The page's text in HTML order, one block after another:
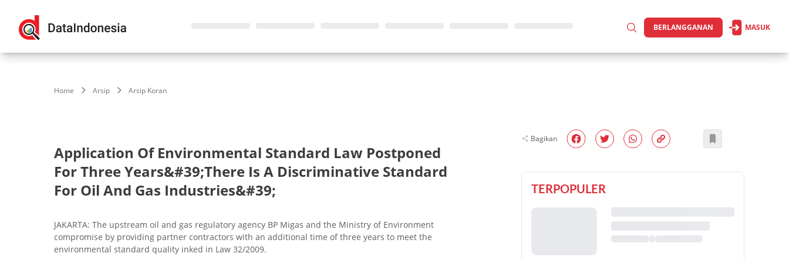
BERLANGGANAN MASUK
Home Arsip Arsip Koran
Application Of Environmental Standard Law Postponed
For Three Years&#39;There Is A Discriminative Standard
For Oil And Gas Industries&#39;
JAKARTA: The upstream oil and gas regulatory agency BP Migas and the Ministry of Environment
compromise by providing partner contractors with an additional time of three years to meet the
environmental standard quality inked in Law 32/2009.
Bagikan
TERPOPULER